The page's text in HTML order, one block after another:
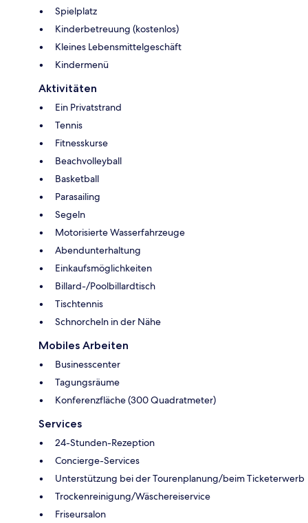
Spielplatz
Kinderbetreuung (kostenlos)
Kleines Lebensmittelgeschäft
Kindermenü
Aktivitäten
Ein Privatstrand
Tennis
Fitnesskurse
Beachvolleyball
Basketball
Parasailing
Segeln
Motorisierte Wasserfahrzeuge
Abendunterhaltung
Einkaufsmöglichkeiten
Billard-/Poolbillardtisch
Tischtennis
Schnorcheln in der Nähe
Mobiles Arbeiten
Businesscenter
Tagungsräume
Konferenzfläche (300 Quadratmeter)
Services
24-Stunden-Rezeption
Concierge-Services
Unterstützung bei der Tourenplanung/beim Ticketerwerb
Trockenreinigung/Wäschereiservice
Friseursalon